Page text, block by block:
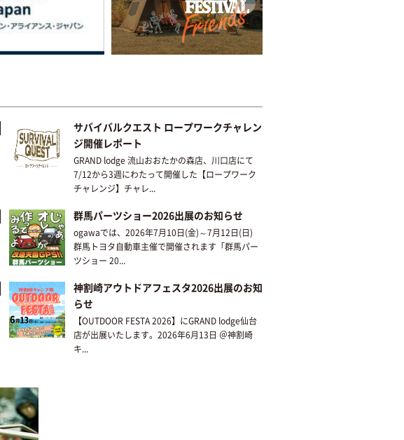
サバイバルクエスト ロープワークチャレン
ジ開催レポート
GRAND lodge 流山おおたかの森店、川口店にて
7/12から3週にわたって開催した【ロープワーク
チャレンジ】チャレ...
群馬パーツショー2026出展のお知らせ
ogawaでは、2026年7月10日(金)～7月12日(日)
群馬トヨタ自動車主催で開催されます「群馬パー
ツショー 20...
神割崎アウトドアフェスタ2026出展のお知
らせ
【OUTDOOR FESTA 2026】にGRAND lodge仙台
店が出展いたします。2026年6月13日 ＠神割崎
キ...